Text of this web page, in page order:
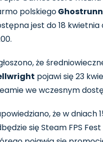
polskiego
jest do 18 kwietnia
że
pojawi się 23
we wczesnym
że w dniach
się Steam FPS